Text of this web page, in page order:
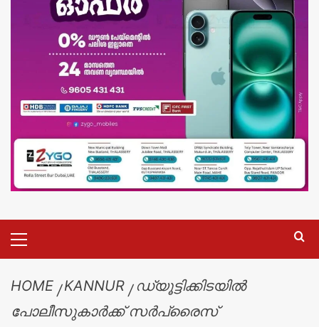
HOME KANNUR
ഡ്യൂട്ടിക്കിടയിൽ
പോലീസുകാർക്ക് സർപ്രൈസ്